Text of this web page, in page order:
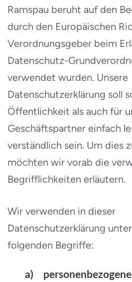
Ramspau beruht auf den
durch den Europäischen
Verordnungsgeber beim
Datenschutz-
verwendet wurden. Unsere
Datenschutzerklärung soll
Öffentlichkeit als auch für
Geschäftspartner einfach
verständlich sein. Um dies
möchten wir vorab die
Begrifflichkeiten erläutern.
Wir verwenden in dieser
Datenschutzerklärung
folgenden Begriffe:
a)